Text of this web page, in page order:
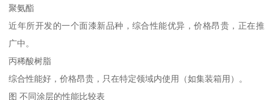
聚氨酯
近年所开发的一个面漆新品种，综合性能优异，价格昂贵，正在推
广中。
丙稀酸树脂
综合性能好，价格昂贵，只在特定领域内使用（如集装箱用）。
图 不同涂层的性能比较表